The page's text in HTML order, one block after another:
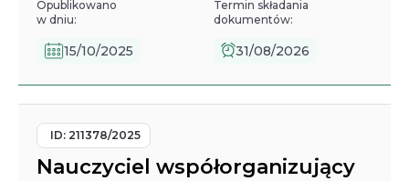
Opublikowano
w dniu:
15/10/2025
Termin składania
dokumentów:
31/08/2026
ID: 211378/2025
Nauczyciel współorganizujący